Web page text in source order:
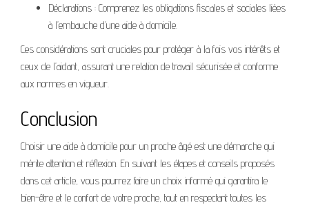
Déclarations : Comprenez les obligations fiscales et sociales liées
à l’embauche d’une aide à domicile.
Ces considérations sont cruciales pour protéger à la fois vos intérêts et
ceux de l’aidant, assurant une relation de travail sécurisée et conforme
aux normes en vigueur.
Conclusion
Choisir une aide à domicile pour un proche âgé est une démarche qui
mérite attention et réflexion. En suivant les étapes et conseils proposés
dans cet article, vous pourrez faire un choix informé qui garantira le
bien-être et le confort de votre proche, tout en respectant toutes les